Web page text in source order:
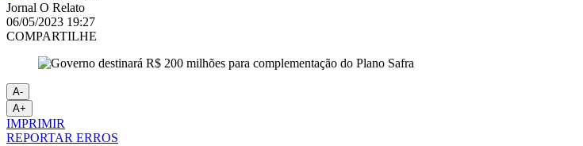
Jornal O Relato
06/05/2023 19:27
COMPARTILHE
A-
A+
IMPRIMIR
REPORTAR ERROS